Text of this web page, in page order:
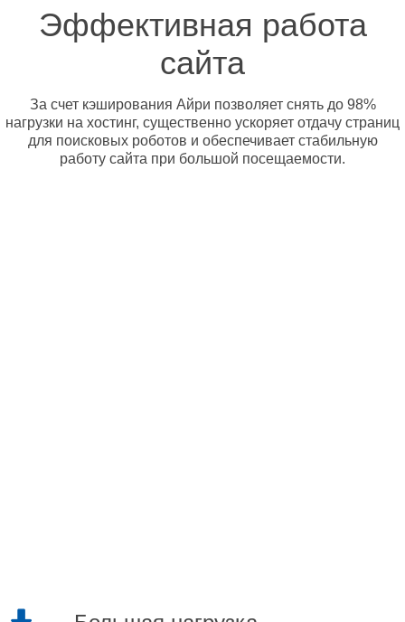
Эффективная работа
сайта
За счет кэширования Айри позволяет снять до 98%
нагрузки на хостинг, существенно ускоряет отдачу страниц
для поисковых роботов и обеспечивает стабильную
работу сайта при большой посещаемости.